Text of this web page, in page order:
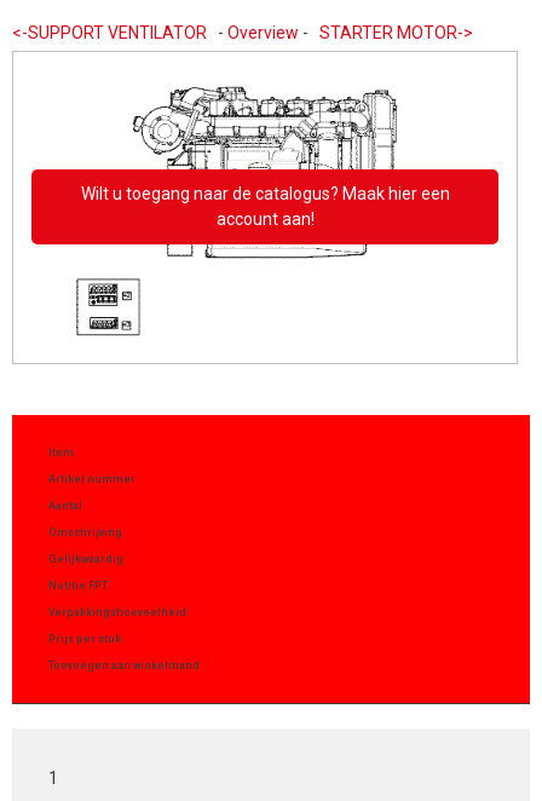
<-SUPPORT VENTILATOR - Overview - STARTER MOTOR->
Wilt u toegang naar de catalogus? Maak hier een
account aan!
Item
Artikel nummer
Aantal
Omschrijving
Gelijkwaardig
Notitie FPT
Verpakkingshoeveelheid
Prijs per stuk
Toevoegen aan winkelmand
1